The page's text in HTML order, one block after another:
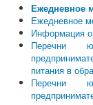
Ежедневное
Ежедневное
Информация
Перечни
питания в
Перечни